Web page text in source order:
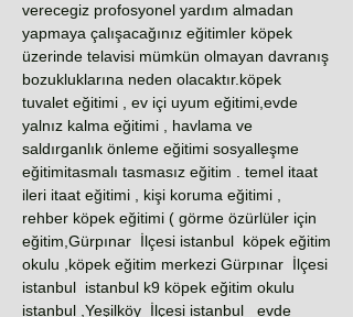
verecegiz profosyonel yardım almadan
yapmaya çalışacağınız eğitimler köpek
üzerinde telavisi mümkün olmayan davranış
bozukluklarına neden olacaktır.köpek
tuvalet eğitimi , ev içi uyum eğitimi,evde
yalnız kalma eğitimi , havlama ve
saldırganlık önleme eğitimi sosyalleşme
eğitimitasmalı tasmasız eğitim . temel itaat
ileri itaat eğitimi , kişi koruma eğitimi ,
rehber köpek eğitimi ( görme özürlüler için
eğitim,Gürpınar İlçesi istanbul köpek eğitim
okulu ,köpek eğitim merkezi Gürpınar İlçesi
istanbul istanbul k9 köpek eğitim okulu
istanbul ,Yeşilköy İlçesi istanbul evde